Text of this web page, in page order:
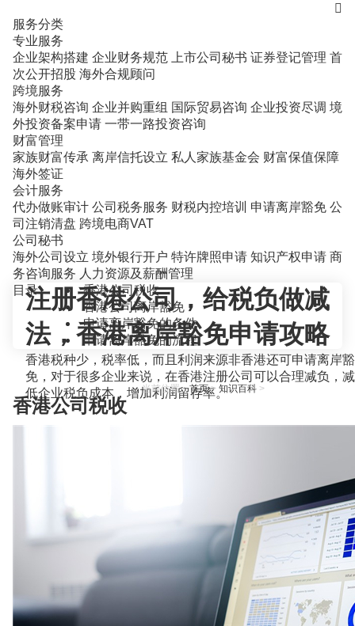

服务分类
专业服务
企业架构搭建 企业财务规范 上市公司秘书 证券登记管理 首
次公开招股 海外合规顾问
跨境服务
海外财税咨询 企业并购重组 国际贸易咨询 企业投资尽调 境
外投资备案申请 一带一路投资咨询
财富管理
家族财富传承 离岸信托设立 私人家族基金会 财富保值保障
海外签证
会计服务
代办做账审计 公司税务服务 财税内控培训 申请离岸豁免 公
司注销清盘 跨境电商VAT
公司秘书
海外公司设立 境外银行开户 特许牌照申请 知识产权申请 商
务咨询服务 人力资源及薪酬管理
当前位置：首页> 知识百科>
注册香港公司，给税负做减
法，香港离岸豁免申请攻略
香港税种少，税率低，而且利润来源非香港还可申请离岸豁
免，对于很多企业来说，在香港注册公司可以合理减负，减
低企业税负成本，增加利润留存率。
目录
香港公司税收
香港公司离岸豁免
申请离岸豁免的条件
申请离岸豁免的流程
香港公司税收